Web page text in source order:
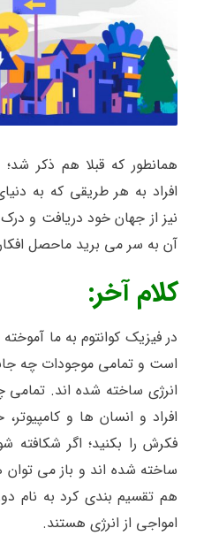
همانطور که قبلا هم ذکر
افراد به هر طریقی که به
نیز از جهان خود دریافت و
آن به سر می برید ماحصل
کلام آخر:
در فیزیک کوانتوم به ما
است و تمامی موجودات چه
انرژی ساخته شده اند.
افراد و انسان ها و
فکرش را بکنید؛ اگر شکافته
ساخته شده اند و باز می
هم تقسیم بندی کرد به نام
امواجی از انرژی هستند.